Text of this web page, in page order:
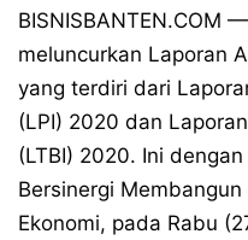
BISNISBANTEN.COM
meluncurkan Laporan
yang terdiri dari
(LPI) 2020 dan
(LTBI) 2020. Ini
Bersinergi
Ekonomi, pada Rabu